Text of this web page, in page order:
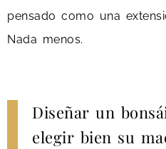
pensado como una
Nada menos.
Diseñar un
elegir bien su